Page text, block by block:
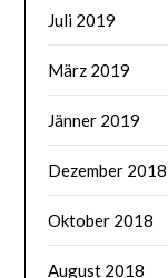
Juli 2019
März 2019
Jänner 2019
Dezember 2018
Oktober 2018
August 2018